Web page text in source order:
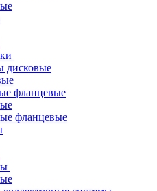
дисковые
фланцевые
фланцевые